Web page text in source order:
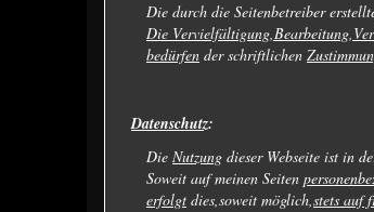
Die durch die Seitenbetreiber
Die
bedürfen der schriftlichen
Datenschutz:
Die Nutzung dieser Webseite ist in
Soweit auf meinen Seiten
erfolgt dies,soweit möglich,stets auf